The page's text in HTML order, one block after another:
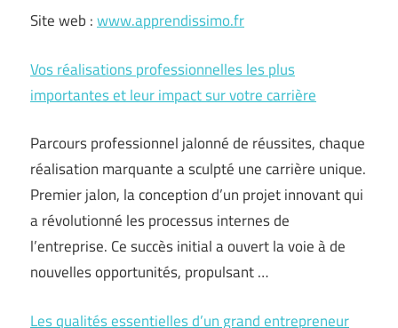
Site web :www.apprendissimo.fr
Vos réalisations professionnelles les plus
importantes et leur impact sur votre carrière
Parcours professionnel jalonné de réussites, chaque
réalisation marquante a sculpté une carrière unique.
Premier jalon, la conception d’un projet innovant qui
a révolutionné les processus internes de
l’entreprise. Ce succès initial a ouvert la voie à de
nouvelles opportunités, propulsant …
Les qualités essentielles d’un grand entrepreneur